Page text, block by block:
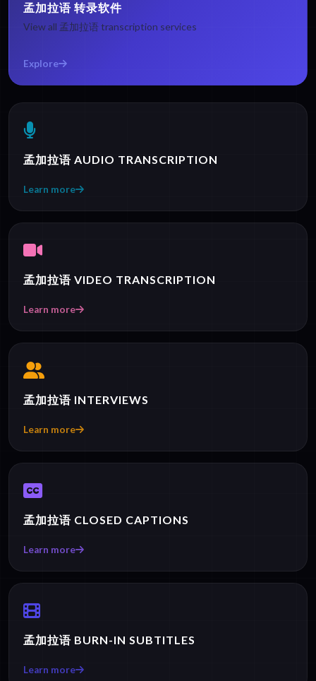
孟加拉语 转录软件
View all 孟加拉语 transcription services
Explore
孟加拉语 AUDIO TRANSCRIPTION
Learn more
孟加拉语 VIDEO TRANSCRIPTION
Learn more
孟加拉语 INTERVIEWS
Learn more
孟加拉语 CLOSED CAPTIONS
Learn more
孟加拉语 BURN-IN SUBTITLES
Learn more